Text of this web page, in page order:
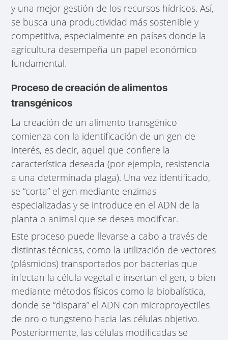
y una mejor gestión de los recursos hídricos. Así,
se busca una productividad más sostenible y
competitiva, especialmente en países donde la
agricultura desempeña un papel económico
fundamental.
Proceso de creación de alimentos
transgénicos
La creación de un alimento transgénico
comienza con la identificación de un gen de
interés, es decir, aquel que confiere la
característica deseada (por ejemplo, resistencia
a una determinada plaga). Una vez identificado,
se “corta” el gen mediante enzimas
especializadas y se introduce en el ADN de la
planta o animal que se desea modificar.
Este proceso puede llevarse a cabo a través de
distintas técnicas, como la utilización de vectores
(plásmidos) transportados por bacterias que
infectan la célula vegetal e insertan el gen, o bien
mediante métodos físicos como la biobalística,
donde se “dispara” el ADN con microproyectiles
de oro o tungsteno hacia las células objetivo.
Posteriormente, las células modificadas se